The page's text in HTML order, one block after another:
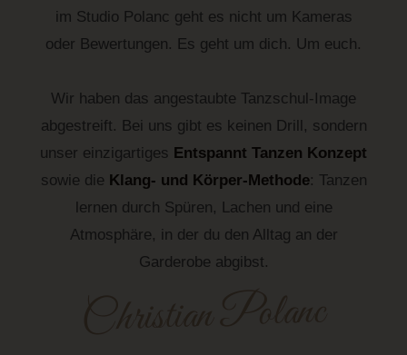
im Studio Polanc geht es nicht um Kameras
oder Bewertungen. Es geht um dich. Um euch.
Wir haben das angestaubte Tanzschul-Image
abgestreift. Bei uns gibt es keinen Drill, sondern
unser einzigartiges Entspannt Tanzen Konzept
sowie die Klang- und Körper-Methode: Tanzen
lernen durch Spüren, Lachen und eine
Atmosphäre, in der du den Alltag an der
Garderobe abgibst.